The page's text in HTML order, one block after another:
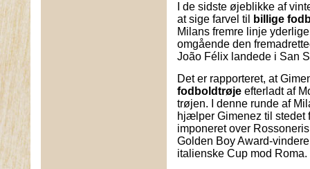
I de sidste øjeblikke af
at sige farvel til
billige
Milans fremre linje
omgående den
João Félix landede i San
Det er rapporteret, at
fodboldtrøje efterladt af
trøjen. I denne runde af
hjælper Gimenez til stedet
imponeret over
Golden Boy Award-
italienske Cup mod Roma.